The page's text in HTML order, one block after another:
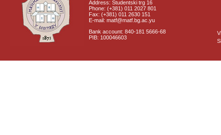
Address: Studentski trg 16
Phone: (+381) 011 2027 801
Fax: (+381) 011 2630 151
E-mail: matf@matf.bg.ac.yu
Bank account: 840-181 5666-68
PIB: 100046603